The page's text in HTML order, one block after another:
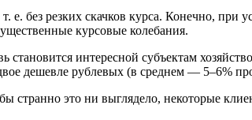
без резких скачков курса. Конечно, при
курсовые колебания.
интересной субъектам
дешевле рублевых (в среднем — 5–6%
это ни выглядело, некоторые